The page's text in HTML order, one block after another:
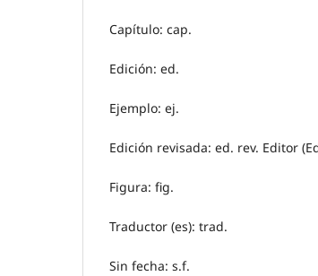
Capítulo: cap.
Edición: ed.
Ejemplo: ej.
Edición revisada: ed. rev. Editor
Figura: fig.
Traductor (es): trad.
Sin fecha: s.f.